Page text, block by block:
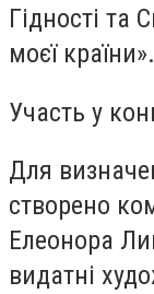
Гідності та
моєї країни».
Участь у
Для
створено
Елеонора
видатні